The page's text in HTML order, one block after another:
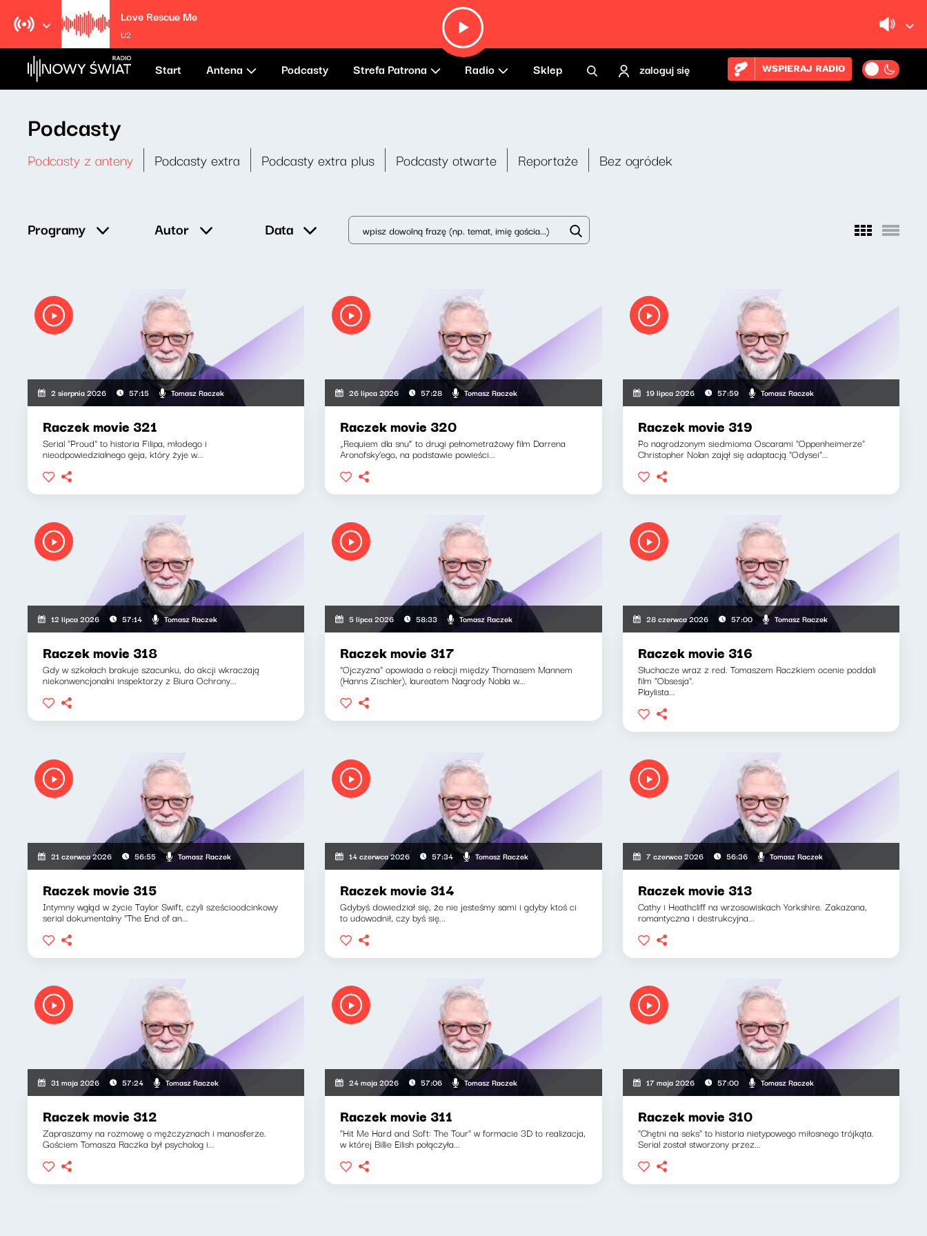
Love Rescue Me
U2
Start Antena Podcasty Strefa Patrona Radio Sklep zaloguj się WSPIERAJ RADIO
Podcasty
Podcasty z anteny Podcasty extra Podcasty extra plus Podcasty otwarte Reportaże Bez ogródek
Programy Autor Data
2 sierpnia 2026 57:15 Tomasz Raczek
Raczek movie 321
Serial "Proud" to historia Filipa, młodego i
nieodpowiedzialnego geja, który żyje w...
26 lipca 2026 57:28 Tomasz Raczek
Raczek movie 320
„Requiem dla snu” to drugi pełnometrażowy film Darrena
Aronofsky’ego, na podstawie powieści...
19 lipca 2026 57:59 Tomasz Raczek
Raczek movie 319
Po nagrodzonym siedmioma Oscarami "Oppenheimerze"
Christopher Nolan zajął się adaptacją "Odysei"...
12 lipca 2026 57:14 Tomasz Raczek
Raczek movie 318
Gdy w szkołach brakuje szacunku, do akcji wkraczają
niekonwencjonalni inspektorzy z Biura Ochrony...
5 lipca 2026 58:33 Tomasz Raczek
Raczek movie 317
"Ojczyzna" opowiada o relacji między Thomasem Mannem
(Hanns Zischler), laureatem Nagrody Nobla w...
28 czerwca 2026 57:00 Tomasz Raczek
Raczek movie 316
Słuchacze wraz z red. Tomaszem Raczkiem ocenie poddali
film "Obsesja".
Playlista...
21 czerwca 2026 56:55 Tomasz Raczek
Raczek movie 315
Intymny wgląd w życie Taylor Swift, czyli sześcioodcinkowy
serial dokumentalny "The End of an...
14 czerwca 2026 57:34 Tomasz Raczek
Raczek movie 314
Gdybyś dowiedział się, że nie jesteśmy sami i gdyby ktoś ci
to udowodnił, czy byś się...
7 czerwca 2026 56:36 Tomasz Raczek
Raczek movie 313
Cathy i Heathcliff na wrzosowiskach Yorkshire. Zakazana,
romantyczna i destrukcyjna...
31 maja 2026 57:24 Tomasz Raczek
Raczek movie 312
Zapraszamy na rozmowę o mężczyznach i manosferze.
Gościem Tomasza Raczka był psycholog i...
24 maja 2026 57:06 Tomasz Raczek
Raczek movie 311
"Hit Me Hard and Soft: The Tour" w formacie 3D to realizacja,
w której Billie Eilish połączyła...
17 maja 2026 57:00 Tomasz Raczek
Raczek movie 310
"Chętni na seks" to historia nietypowego miłosnego trójkąta.
Serial został stworzony przez...